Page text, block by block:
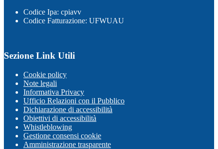
Codice Ipa: cpiavv
Codice Fatturazione: UFWUAU
Sezione Link Utili
Cookie policy
Note legali
Informativa Privacy
Ufficio Relazioni con il Pubblico
Dichiarazione di accessibilità
Obiettivi di accessibilità
Whistleblowing
Gestione consensi cookie
Amministrazione trasparente